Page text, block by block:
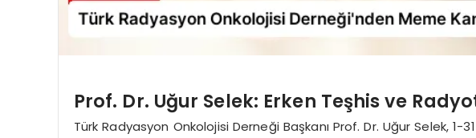
Prof. Dr. Uğur Selek: Erken Teşhis ve
Türk Radyasyon Onkolojisi Derneği Başkanı Prof. Dr. Uğur Selek, 1-